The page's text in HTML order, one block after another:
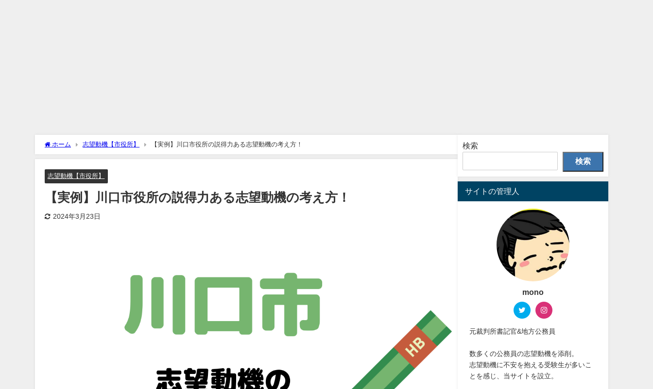
ホーム 志望動機【市役所】 【実例】川口市役所の説得力ある志望動機の考え方！
志望動機【市役所】
【実例】川口市役所の説得力ある志望動機の考え方！
2024年3月23日
検索
検索
サイトの管理人
mono
元裁判所書記官&地方公務員
数多くの公務員の志望動機を添削。
志望動機に不安を抱える受験生が多いこ
とを感じ、当サイトを設立。